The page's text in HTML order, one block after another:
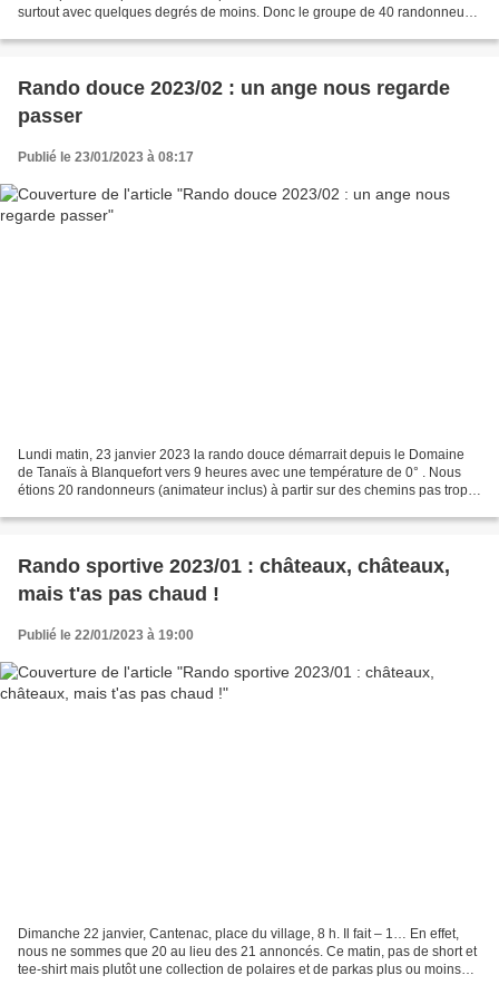
surtout avec quelques degrés de moins. Donc le groupe de 40 randonneurs
Rando douce 2023/02 : un ange nous regarde
passer
Publié le 23/01/2023 à 08:17
Lundi matin, 23 janvier 2023 la rando douce démarrait depuis le Domaine
de Tanaïs à Blanquefort vers 9 heures avec une température de 0° . Nous
étions 20 randonneurs (animateur inclus) à partir sur des chemins pas trop
Rando sportive 2023/01 : châteaux, châteaux,
mais t'as pas chaud !
Publié le 22/01/2023 à 19:00
Dimanche 22 janvier, Cantenac, place du village, 8 h. Il fait – 1… En effet,
nous ne sommes que 20 au lieu des 21 annoncés. Ce matin, pas de short et
tee-shirt mais plutôt une collection de polaires et de parkas plus ou moins